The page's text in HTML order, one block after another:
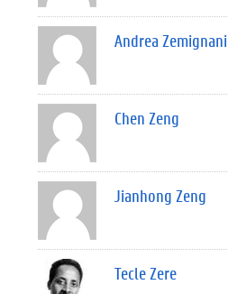
Andrea Zemignani
Chen Zeng
Jianhong Zeng
Tecle Zere